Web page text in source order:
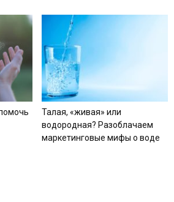
Талая, «живая» или
водородная? Разоблачаем
маркетинговые мифы о воде